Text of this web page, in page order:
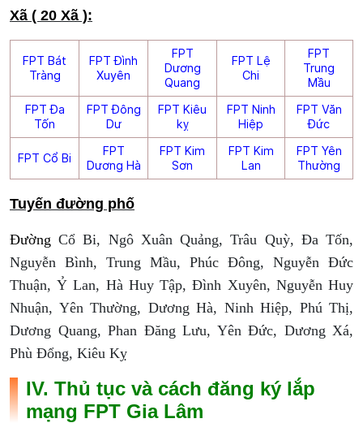
Xã ( 20 Xã ):
FPT Bát
Tràng
FPT Đình
Xuyên
FPT
Dương
Quang
FPT Lệ
Chi
FPT
Trung
Mầu
FPT Đa
Tốn
FPT Đông
Dư
FPT Kiêu
kỵ
FPT Ninh
Hiệp
FPT Văn
Đức
FPT Cổ Bi
FPT
Dương Hà
FPT Kim
Sơn
FPT Kim
Lan
FPT Yên
Thường
Tuyến đường phố
ĐườngCổ Bi, Ngô Xuân Quảng, Trâu Quỳ, Đa Tốn,
Nguyễn Bình, Trung Mầu, Phúc Đông, Nguyễn Đức
Thuận, Ỷ Lan, Hà Huy Tập, Đình Xuyên, Nguyễn Huy
Nhuận, Yên Thường, Dương Hà, Ninh Hiệp, Phú Thị,
Dương Quang, Phan Đăng Lưu, Yên Đức, Dương Xá,
Phù Đổng, Kiêu Kỵ
IV. Thủ tục và cách đăng ký lắp
mạng FPT Gia Lâm